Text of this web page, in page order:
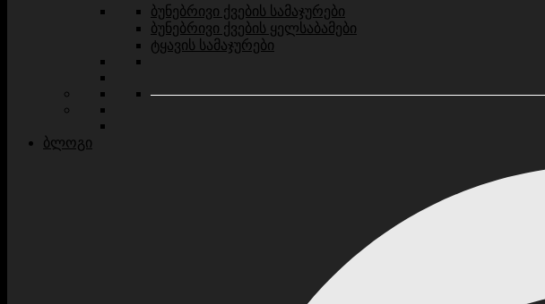
ბუნებრივი ქვების სამაჯურები
ბუნებრივი ქვების ყელსაბამები
ტყავის სამაჯურები
ბლოგი